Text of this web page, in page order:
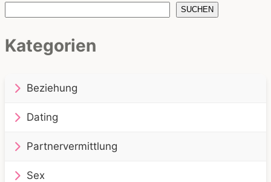
SUCHEN
Kategorien
Beziehung
Dating
Partnervermittlung
Sex